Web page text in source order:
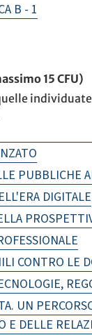
B - 1
15 CFU)
PUBBLICHE
DIGITALE
CONTRO LE
UN
E DELLE